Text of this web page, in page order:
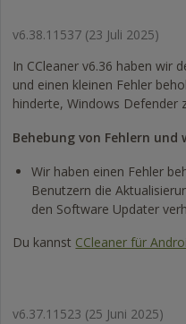
v6.38.11537 (23 Juli 2025)
In CCleaner v6.36 haben wir
und einen kleinen Fehler
hinderte, Windows Defender
Behebung von Fehlern und
Wir haben einen Fehler
Benutzern die
den Software Updater
Du kannst CCleaner für
v6.37.11523 (25 Juni 2025)